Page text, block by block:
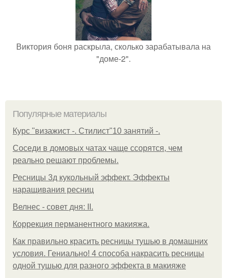
Виктория боня раскрыла, сколько зарабатывала на
"доме-2".
Популярные материалы
Курс "визажист -. Стилист"10 занятий -.
Соседи в домовых чатах чаще ссорятся, чем
реально решают проблемы.
Ресницы 3д кукольный эффект. Эффекты
наращивания ресниц
Велнес - совет дня: II.
Коррекция перманентного макияжа.
Как правильно красить ресницы тушью в домашних
условия. Гениально! 4 способа накрасить ресницы
одной тушью для разного эффекта в макияже